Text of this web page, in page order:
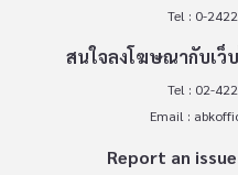
Tel : 0-
สนใจลงโฆษณากับเว็
Tel : 02-
Email :
Report an